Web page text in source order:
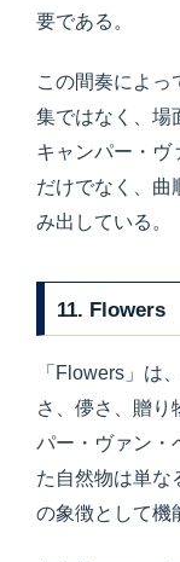
要である。
この間奏によっ
集ではなく、場
キャンパー・ヴ
だけでなく、曲
み出している。
11. Flowers
「Flowers」は
さ、儚さ、贈り
パー・ヴァン・
た自然物は単な
の象徴として機